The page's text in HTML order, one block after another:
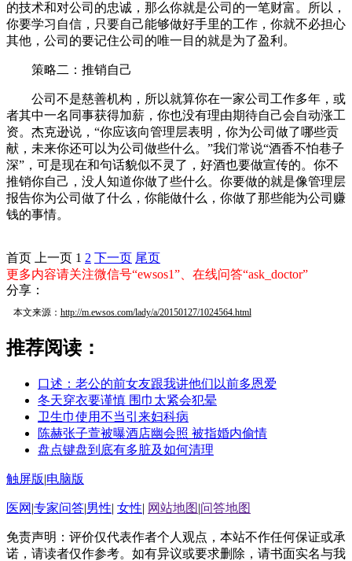
的技术和对公司的忠诚，那么你就是公司的一笔财富。所以，
你要学习自信，只要自己能够做好手里的工作，你就不必担心
其他，公司的要记住公司的唯一目的就是为了盈利。
策略二：推销自己
公司不是慈善机构，所以就算你在一家公司工作多年，或
者其中一名同事获得加薪，你也没有理由期待自己会自动涨工
资。杰克逊说，“你应该向管理层表明，你为公司做了哪些贡
献，未来你还可以为公司做些什么。”我们常说“酒香不怕巷子
深”，可是现在和句话貌似不灵了，好酒也要做宣传的。你不
推销你自己，没人知道你做了些什么。你要做的就是像管理层
报告你为公司做了什么，你能做什么，你做了那些能为公司赚
钱的事情。
首页 上一页 1 2 下一页 尾页
更多内容请关注微信号“ewsos1”、在线问答“ask_doctor”
分享：
本文来源： http://m.ewsos.com/lady/a/20150127/1024564.html
推荐阅读：
口述：老公的前女友跟我讲他们以前多恩爱
冬天穿衣要谨慎 围巾太紧会犯晕
卫生巾使用不当引来妇科病
陈赫张子萱被曝酒店幽会照 被指婚内偷情
盘点键盘到底有多脏及如何清理
触屏版|电脑版
医网 |专家问答|男性| 女性| 网站地图 |问答地图
免责声明：评价仅代表作者个人观点，本站不作任何保证或承
诺，请读者仅作参考。如有异议或要求删除，请书面实名与我